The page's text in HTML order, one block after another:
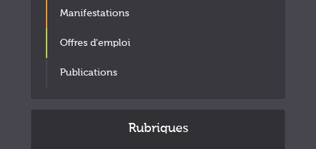
Manifestations
Offres d'emploi
Publications
Rubriques